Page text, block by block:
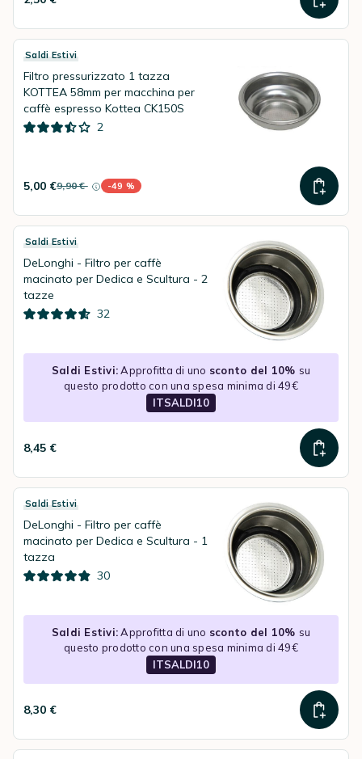
Saldi Estivi
Filtro pressurizzato 1 tazza
KOTTEA 58mm per macchina per
caffè espresso Kottea CK150S
2
5,00 €
Invece di9,90 €
Percentuale di sconto
-49 %
Saldi Estivi
DeLonghi - Filtro per caffè
macinato per Dedica e Scultura - 2
tazze
32
Saldi Estivi:Approfitta di uno sconto del 10% su
questo prodotto con una spesa minima di 49€
ITSALDI10
8,45 €
Saldi Estivi
DeLonghi - Filtro per caffè
macinato per Dedica e Scultura - 1
tazza
30
Saldi Estivi:Approfitta di uno sconto del 10% su
questo prodotto con una spesa minima di 49€
ITSALDI10
8,30 €